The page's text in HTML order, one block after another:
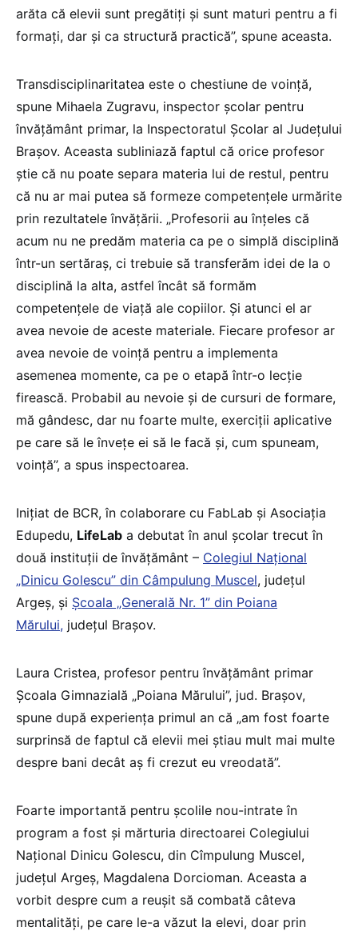
arăta că elevii sunt pregătiți și sunt maturi pentru a fi
formați, dar și ca structură practică”, spune aceasta.
Transdisciplinaritatea este o chestiune de voință,
spune Mihaela Zugravu, inspector școlar pentru
învățământ primar, la Inspectoratul Școlar al Județului
Brașov. Aceasta subliniază faptul că orice profesor
știe că nu poate separa materia lui de restul, pentru
că nu ar mai putea să formeze competențele urmărite
prin rezultatele învățării. „Profesorii au înțeles că
acum nu ne predăm materia ca pe o simplă disciplină
într-un sertăraș, ci trebuie să transferăm idei de la o
disciplină la alta, astfel încât să formăm
competențele de viață ale copiilor. Și atunci el ar
avea nevoie de aceste materiale. Fiecare profesor ar
avea nevoie de voință pentru a implementa
asemenea momente, ca pe o etapă într-o lecție
firească. Probabil au nevoie și de cursuri de formare,
mă gândesc, dar nu foarte multe, exerciții aplicative
pe care să le învețe ei să le facă și, cum spuneam,
voință”, a spus inspectoarea.
Inițiat de BCR, în colaborare cu FabLab și Asociația
Edupedu, LifeLab a debutat în anul școlar trecut în
două instituții de învățământ – Colegiul Național
„Dinicu Golescu” din Câmpulung Muscel, județul
Argeș, și Școala „Generală Nr. 1” din Poiana
Mărului, județul Brașov.
Laura Cristea, profesor pentru învățământ primar
Școala Gimnazială „Poiana Mărului”, jud. Brașov,
spune după experiența primul an că „am fost foarte
surprinsă de faptul că elevii mei știau mult mai multe
despre bani decât aș fi crezut eu vreodată”.
Foarte importantă pentru școlile nou-intrate în
program a fost și mărturia directoarei Colegiului
Național Dinicu Golescu, din Cîmpulung Muscel,
județul Argeș, Magdalena Dorcioman. Aceasta a
vorbit despre cum a reușit să combată câteva
mentalități, pe care le-a văzut la elevi, doar prin